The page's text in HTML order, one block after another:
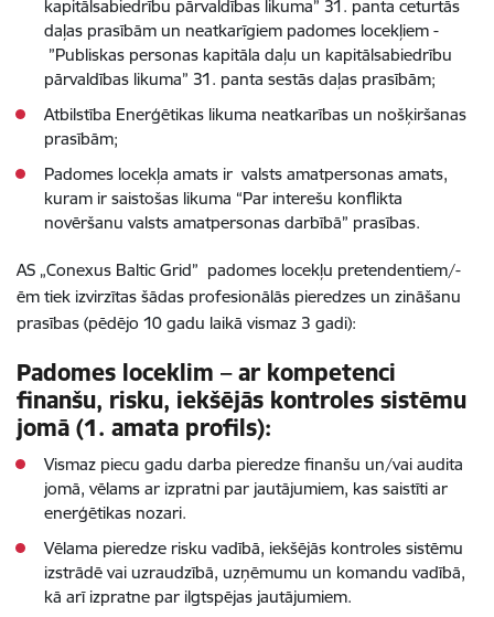
kapitālsabiedrību pārvaldības likuma” 31. panta ceturtās
daļas prasībām un neatkarīgiem padomes locekļiem -
”Publiskas personas kapitāla daļu un kapitālsabiedrību
pārvaldības likuma” 31. panta sestās daļas prasībām;
Atbilstība Enerģētikas likuma neatkarības un nošķiršanas
prasībām;
Padomes locekļa amats ir valsts amatpersonas amats,
kuram ir saistošas likuma “Par interešu konflikta
novēršanu valsts amatpersonas darbībā” prasības.
AS „Conexus Baltic Grid” padomes locekļu pretendentiem/-
ēm tiek izvirzītas šādas profesionālās pieredzes un zināšanu
prasības (pēdējo 10 gadu laikā vismaz 3 gadi):
Padomes loceklim – ar kompetenci
finanšu, risku, iekšējās kontroles sistēmu
jomā (1. amata profils):
Vismaz piecu gadu darba pieredze finanšu un/vai audita
jomā, vēlams ar izpratni par jautājumiem, kas saistīti ar
enerģētikas nozari.
Vēlama pieredze risku vadībā, iekšējās kontroles sistēmu
izstrādē vai uzraudzībā, uzņēmumu un komandu vadībā,
kā arī izpratne par ilgtspējas jautājumiem.